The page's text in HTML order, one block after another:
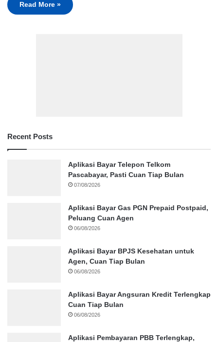
Read More »
Recent Posts
Aplikasi Bayar Telepon Telkom
Pascabayar, Pasti Cuan Tiap Bulan
07/08/2026
Aplikasi Bayar Gas PGN Prepaid Postpaid,
Peluang Cuan Agen
06/08/2026
Aplikasi Bayar BPJS Kesehatan untuk
Agen, Cuan Tiap Bulan
06/08/2026
Aplikasi Bayar Angsuran Kredit Terlengkap
Cuan Tiap Bulan
06/08/2026
Aplikasi Pembayaran PBB Terlengkap,